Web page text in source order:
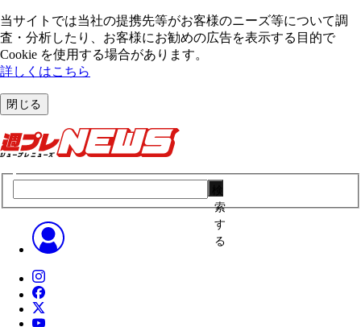
当サイトでは当社の提携先等がお客様のニーズ等について調
査・分析したり、お客様にお勧めの広告を表⽰する⽬的で
Cookie を使⽤する場合があります。
詳しくはこちら
閉じる
索
す
る